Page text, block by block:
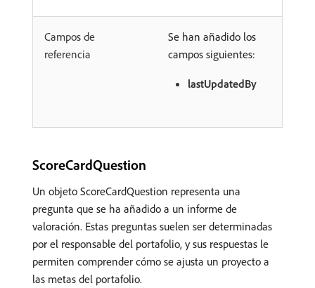
Campos de
referencia
Se han añadido los
campos siguientes:
lastUpdatedBy
ScoreCardQuestion
Un objeto ScoreCardQuestion representa una
pregunta que se ha añadido a un informe de
valoración. Estas preguntas suelen ser determinadas
por el responsable del portafolio, y sus respuestas le
permiten comprender cómo se ajusta un proyecto a
las metas del portafolio.